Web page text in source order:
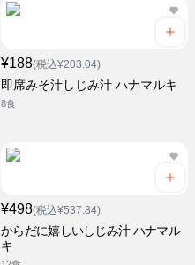
¥188(税込¥203.04)
即席みそ汁しじみ汁 ハナマルキ
8食
¥498(税込¥537.84)
からだに嬉しいしじみ汁 ハナマル
キ